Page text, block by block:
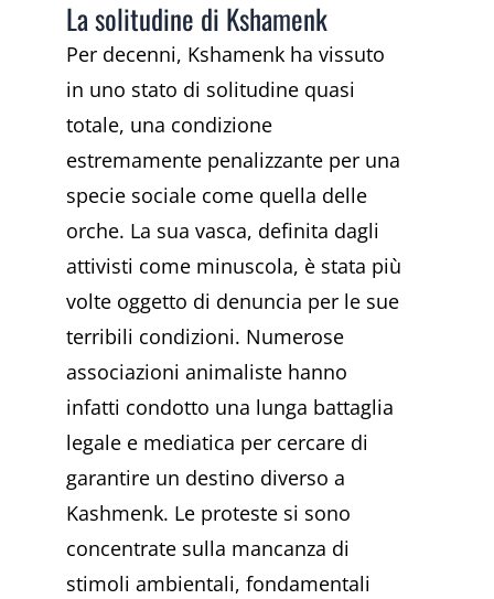
La solitudine di Kshamenk
Per decenni, Kshamenk ha vissuto
in uno stato di solitudine quasi
totale, una condizione
estremamente penalizzante per una
specie sociale come quella delle
orche. La sua vasca, definita dagli
attivisti come minuscola, è stata più
volte oggetto di denuncia per le sue
terribili condizioni. Numerose
associazioni animaliste hanno
infatti condotto una lunga battaglia
legale e mediatica per cercare di
garantire un destino diverso a
Kashmenk. Le proteste si sono
concentrate sulla mancanza di
stimoli ambientali, fondamentali